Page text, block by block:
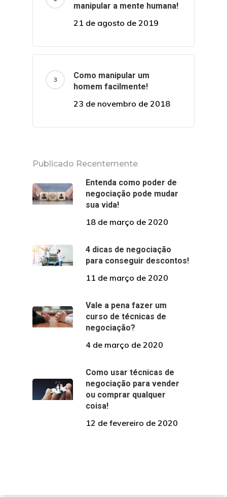
manipular a mente humana!
21 de agosto de 2019
Como manipular um
homem facilmente!
23 de novembro de 2018
Publicado Recentemente
Entenda como poder de
negociação pode mudar
sua vida!
18 de março de 2020
4 dicas de negociação
para conseguir descontos!
11 de março de 2020
Vale a pena fazer um
curso de técnicas de
negociação?
4 de março de 2020
Como usar técnicas de
negociação para vender
ou comprar qualquer
coisa!
12 de fevereiro de 2020